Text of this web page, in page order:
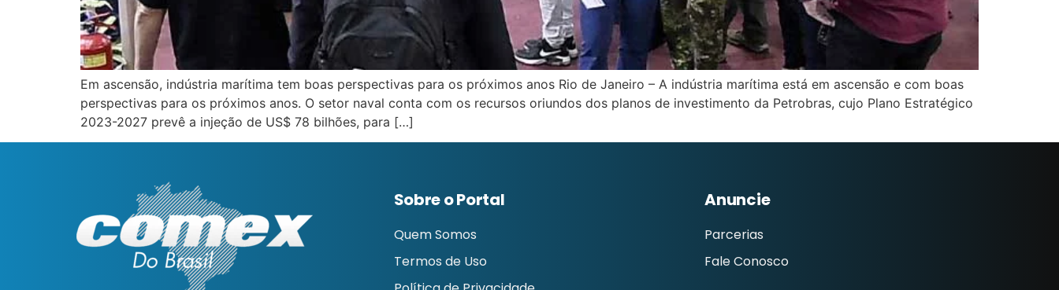
Em ascensão, indústria marítima tem boas perspectivas para os próximos anos Rio de Janeiro – A indústria marítima está em ascensão e com boas
perspectivas para os próximos anos. O setor naval conta com os recursos oriundos dos planos de investimento da Petrobras, cujo Plano Estratégico
2023-2027 prevê a injeção de US$ 78 bilhões, para […]
Sobre o Portal
Quem Somos
Termos de Uso
Anuncie
Parcerias
Fale Conosco